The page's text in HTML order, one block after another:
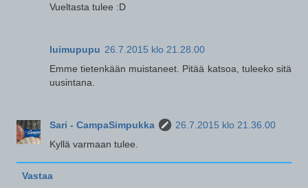
Vueltasta tulee :D
luimupupu 26.7.2015 klo 21.28.00
Emme tietenkään muistaneet. Pitää katsoa, tuleeko sitä
uusintana.
Sari - CampaSimpukka
26.7.2015 klo 21.36.00
Kyllä varmaan tulee.
Vastaa